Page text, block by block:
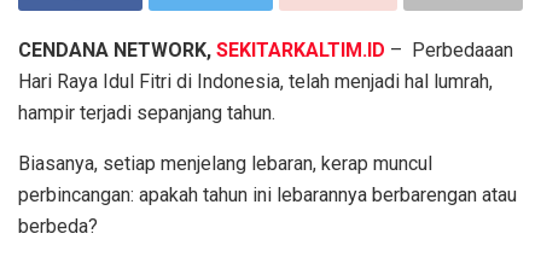
CENDANA NETWORK, SEKITARKALTIM.ID – Perbedaaan
Hari Raya Idul Fitri di Indonesia, telah menjadi hal lumrah,
hampir terjadi sepanjang tahun.
Biasanya, setiap menjelang lebaran, kerap muncul
perbincangan: apakah tahun ini lebarannya berbarengan atau
berbeda?